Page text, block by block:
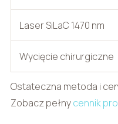
Laser SiLaC 1470 nm
Wycięcie chirurgiczne
Ostateczna metoda i
Zobacz pełnycennik